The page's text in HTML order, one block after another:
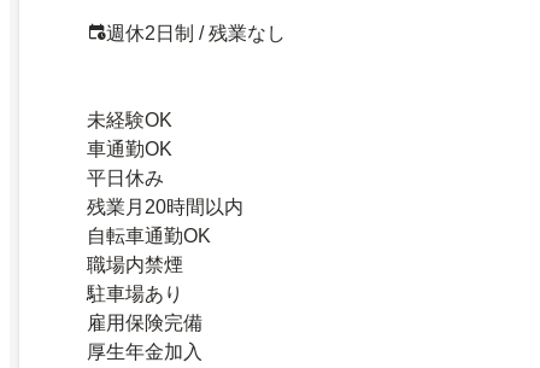
週休2日制 / 残業なし
未経験OK
車通勤OK
平日休み
残業月20時間以内
自転車通勤OK
職場内禁煙
駐車場あり
雇用保険完備
厚生年金加入